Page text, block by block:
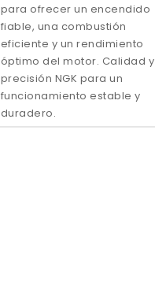
para ofrecer un encendido
fiable, una combustión
eficiente y un rendimiento
óptimo del motor. Calidad y
precisión NGK para un
funcionamiento estable y
duradero.